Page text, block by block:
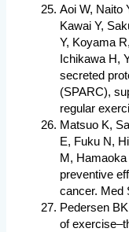
Aoi W, Naito
Kawai Y,
Y, Koyama
Ichikawa H,
secreted
(SPARC),
regular
Matsuo K,
E, Fuku N,
M, Hamaoka
preventive
cancer. Med
Pedersen
of